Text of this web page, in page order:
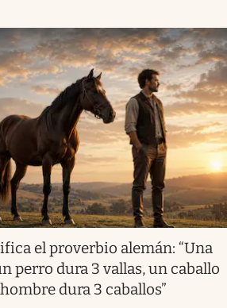
el proverbio alemán: “Una
perro dura 3 vallas, un caballo
dura 3 caballos”